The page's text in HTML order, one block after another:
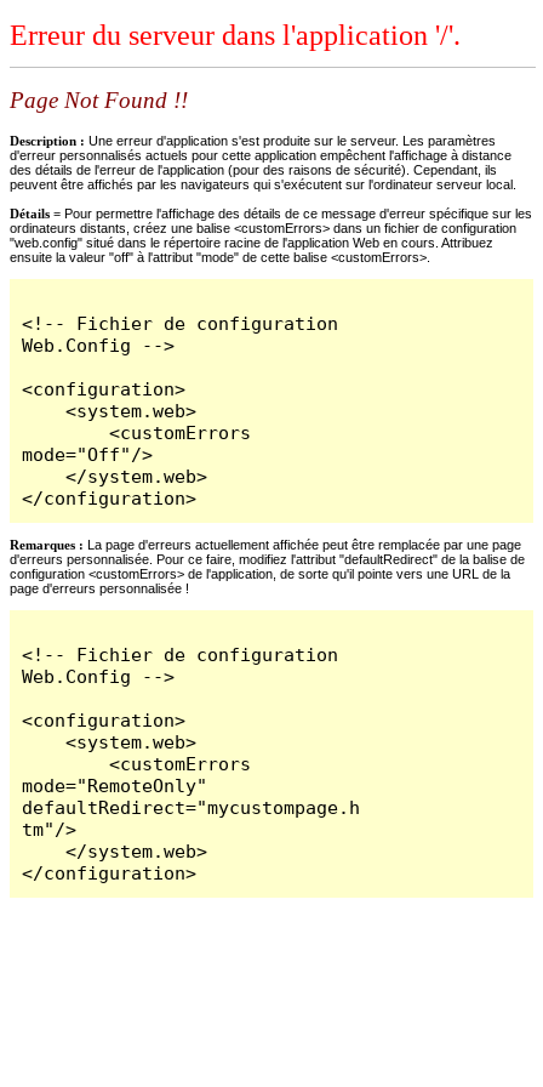
Erreur du serveur dans l'application '/'.
Page Not Found !!
Description : Une erreur d'application s'est produite sur le serveur. Les paramètres
d'erreur personnalisés actuels pour cette application empêchent l'affichage à distance
des détails de l'erreur de l'application (pour des raisons de sécurité). Cependant, ils
peuvent être affichés par les navigateurs qui s'exécutent sur l'ordinateur serveur local.
Détails = Pour permettre l'affichage des détails de ce message d'erreur spécifique sur les
ordinateurs distants, créez une balise <customErrors> dans un fichier de configuration
"web.config" situé dans le répertoire racine de l'application Web en cours. Attribuez
ensuite la valeur "off" à l'attribut "mode" de cette balise <customErrors>.
<!-- Fichier de configuration
Web.Config -->
<configuration>
    <system.web>
        <customErrors
mode="Off"/>
    </system.web>
</configuration>
Remarques : La page d'erreurs actuellement affichée peut être remplacée par une page
d'erreurs personnalisée. Pour ce faire, modifiez l'attribut "defaultRedirect" de la balise de
configuration <customErrors> de l'application, de sorte qu'il pointe vers une URL de la
page d'erreurs personnalisée !
<!-- Fichier de configuration
Web.Config -->
<configuration>
    <system.web>
        <customErrors
mode="RemoteOnly"
defaultRedirect="mycustompage.h
tm"/>
    </system.web>
</configuration>